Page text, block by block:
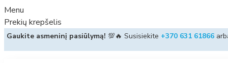
Menu
Prekių krepšelis
Gaukite asmeninį pasiūlymą! 💯🔥 Susisiekite +370 631 61866